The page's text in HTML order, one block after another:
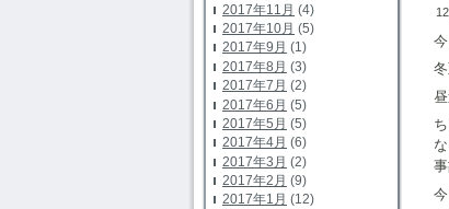
2017年11月 (4)
2017年10月 (5)
2017年9月 (1)
2017年8月 (3)
2017年7月 (2)
2017年6月 (5)
2017年5月 (5)
2017年4月 (6)
2017年3月 (2)
2017年2月 (9)
2017年1月 (12)